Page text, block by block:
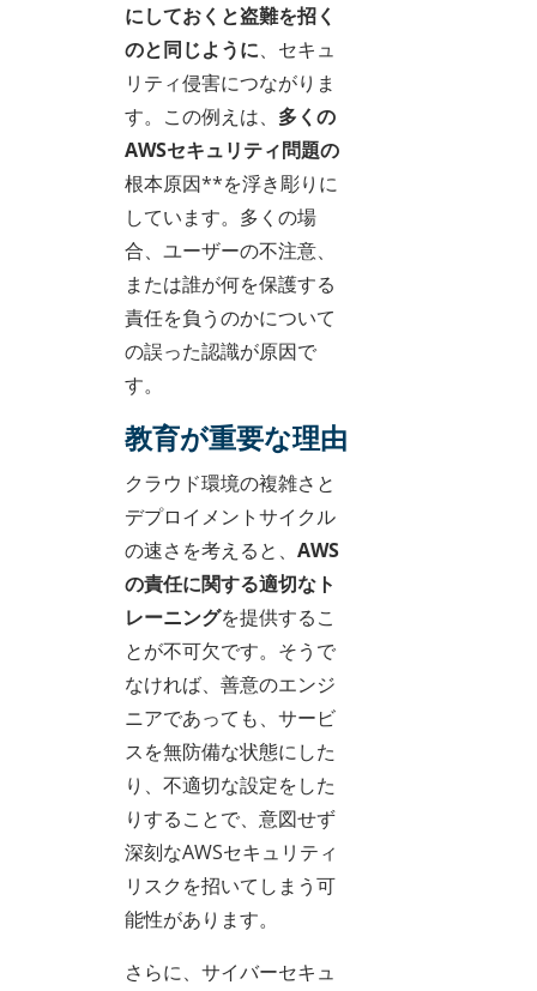
にしておくと盗難を招く
のと同じように、セキュ
リティ侵害につながりま
す。この例えは、 多くの
AWSセキュリティ問題の
根本原因**を浮き彫りに
しています。多くの場
合、ユーザーの不注意、
または誰が何を保護する
責任を負うのかについて
の誤った認識が原因で
す。
教育が重要な理由
クラウド環境の複雑さと
デプロイメントサイクル
の速さを考えると、 AWS
の責任に関する適切なト
レーニングを提供するこ
とが不可欠です。そうで
なければ、善意のエンジ
ニアであっても、サービ
スを無防備な状態にした
り、不適切な設定をした
りすることで、意図せず
深刻なAWSセキュリティ
リスクを招いてしまう可
能性があります。
さらに、サイバーセキュ